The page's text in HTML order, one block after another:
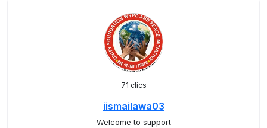
71 clics
iismailawa03
Welcome to support